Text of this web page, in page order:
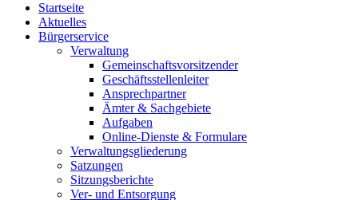
Startseite
Aktuelles
Bürgerservice
Verwaltung
Gemeinschaftsvorsitzender
Geschäftsstellenleiter
Ansprechpartner
Ämter & Sachgebiete
Aufgaben
Online-Dienste & Formulare
Verwaltungsgliederung
Satzungen
Sitzungsberichte
Ver- und Entsorgung